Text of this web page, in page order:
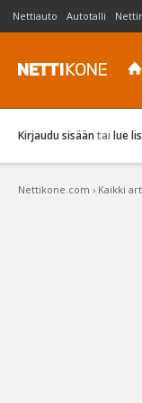
Nettiauto Autotalli
Kirjaudu sisään tai lue
Nettikone.com › Kaikki